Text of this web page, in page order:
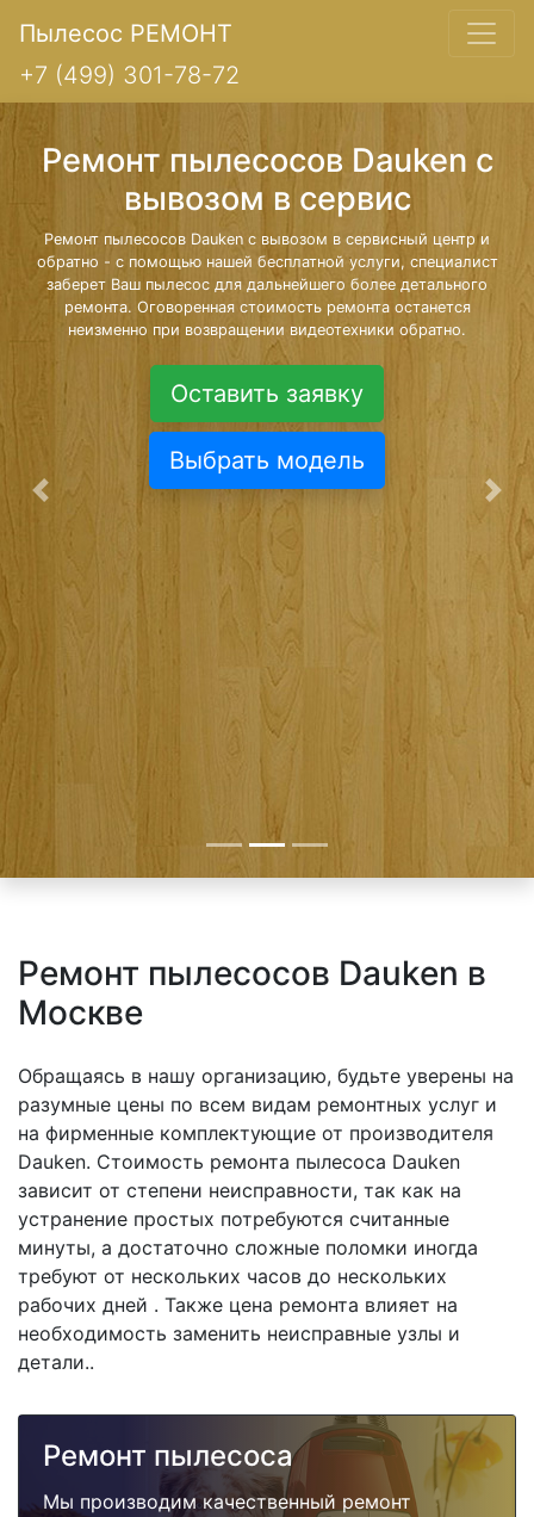
Пылесос РЕМОНТ
+7 (499) 301-78-72
Ремонт пылесосов Dauken с
вывозом в сервис
Ремонт пылесосов Dauken с вывозом в сервисный центр и
обратно - с помощью нашей бесплатной услуги, специалист
заберет Ваш пылесос для дальнейшего более детального
ремонта. Оговоренная стоимость ремонта останется
неизменно при возвращении видеотехники обратно.
Оставить заявку
Выбрать модель
Предыдущая
Ремонт пылесосов Dauken в
Москве
Обращаясь в нашу организацию, будьте уверены на
разумные цены по всем видам ремонтных услуг и
на фирменные комплектующие от производителя
Dauken. Стоимость ремонта пылесоса Dauken
зависит от степени неисправности, так как на
устранение простых потребуются считанные
минуты, а достаточно сложные поломки иногда
требуют от нескольких часов до нескольких
рабочих дней . Также цена ремонта влияет на
необходимость заменить неисправные узлы и
детали..
Ремонт пылесоса
Мы производим качественный ремонт